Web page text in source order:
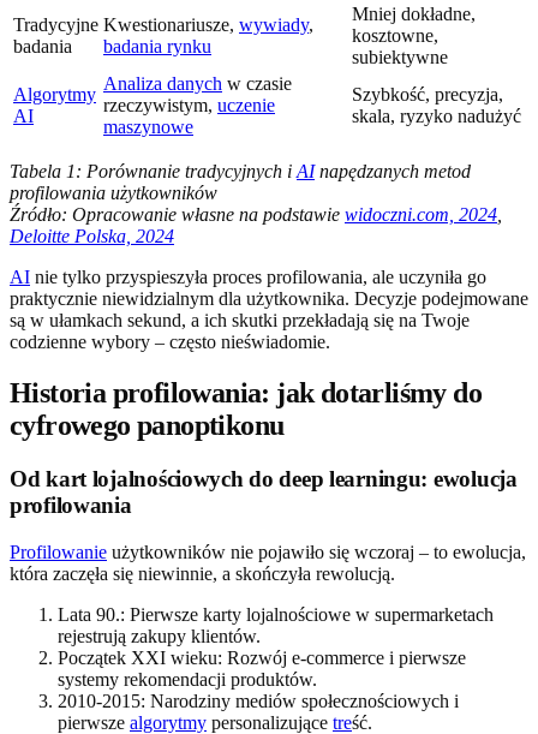
Tradycyjne
badania
Kwestionariusze, wywiady,
badania rynku
Mniej dokładne,
kosztowne,
subiektywne
Algorytmy
AI
Analiza danych w czasie
rzeczywistym, uczenie
maszynowe
Szybkość, precyzja,
skala, ryzyko nadużyć
Tabela 1: Porównanie tradycyjnych i AInapędzanych metod
profilowania użytkowników
Źródło: Opracowanie własne na podstawie widoczni.com, 2024
Deloitte Polska, 2024
AI nie tylko przyspieszyła proces profilowania, ale uczyniła go
praktycznie niewidzialnym dla użytkownika. Decyzje podejmowane
są w ułamkach sekund, a ich skutki przekładają się na Twoje
codzienne wybory – często nieświadomie.
Historia profilowania: jak dotarliśmy do
cyfrowego panoptikonu
Od kart lojalnościowych do deep learningu: ewolucja
profilowania
Profilowanie użytkowników nie pojawiło się wczoraj – to ewolucja,
która zaczęła się niewinnie, a skończyła rewolucją.
Lata 90.: Pierwsze karty lojalnościowe w supermarketach
rejestrują zakupy klientów.
Początek XXI wieku: Rozwój e-commerce i pierwsze
systemy rekomendacji produktów.
2010-2015: Narodziny mediów społecznościowych i
pierwsze algorytmy personalizujące treść.